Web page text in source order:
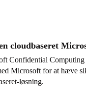
cloudbaseret
Confidential
Microsoft for at hæve
løsning.